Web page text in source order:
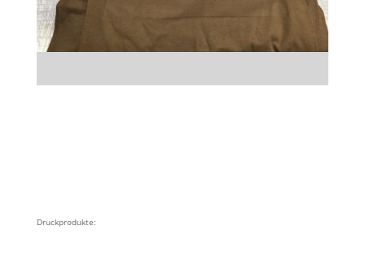
Druckprodukte: